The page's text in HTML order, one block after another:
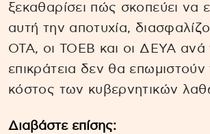
ξεκαθαρίσει πώς σκοπεύει να
αυτή την αποτυχία,
ΟΤΑ, οι ΤΟΕΒ και οι ΔΕΥΑ ανά
επικράτεια δεν θα επωμιστούν
κόστος των κυβερνητικών
Διαβάστε επίσης: